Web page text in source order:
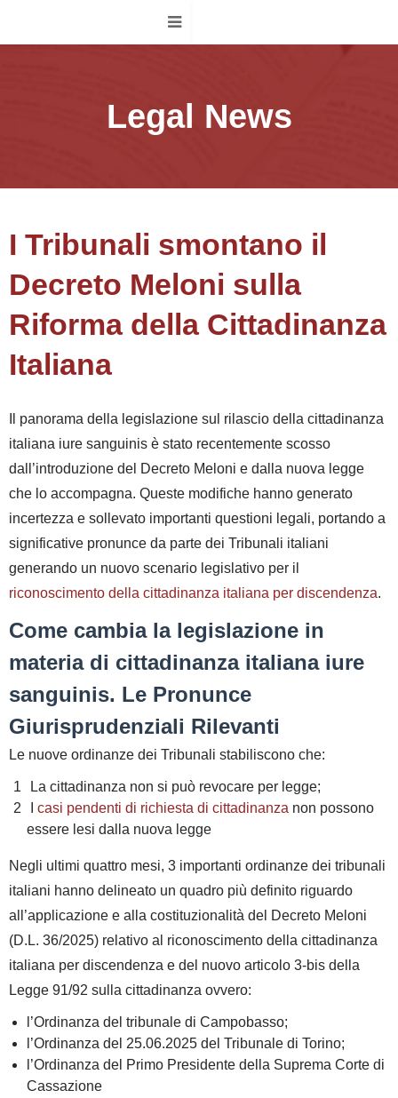
Legal News
I Tribunali smontano il
Decreto Meloni sulla
Riforma della Cittadinanza
Italiana
Il panorama della legislazione sul rilascio della cittadinanza
italiana iure sanguinis è stato recentemente scosso
dall’introduzione del Decreto Meloni e dalla nuova legge
che lo accompagna. Queste modifiche hanno generato
incertezza e sollevato importanti questioni legali, portando a
significative pronunce da parte dei Tribunali italiani
generando un nuovo scenario legislativo per il
riconoscimento della cittadinanza italiana per discendenza.
Come cambia la legislazione in
materia di cittadinanza italiana iure
sanguinis. Le Pronunce
Giurisprudenziali Rilevanti
Le nuove ordinanze dei Tribunali stabiliscono che:
La cittadinanza non si può revocare per legge;
casi pendenti di richiesta di cittadinanza non possono
essere lesi dalla nuova legge
Negli ultimi quattro mesi, 3 importanti ordinanze dei tribunali
italiani hanno delineato un quadro più definito riguardo
all’applicazione e alla costituzionalità del Decreto Meloni
(D.L. 36/2025) relativo al riconoscimento della cittadinanza
italiana per discendenza e del nuovo articolo 3-bis della
Legge 91/92 sulla cittadinanza ovvero:
l’Ordinanza del tribunale di Campobasso;
l’Ordinanza del 25.06.2025 del Tribunale di Torino;
l’Ordinanza del Primo Presidente della Suprema Corte di
Cassazione